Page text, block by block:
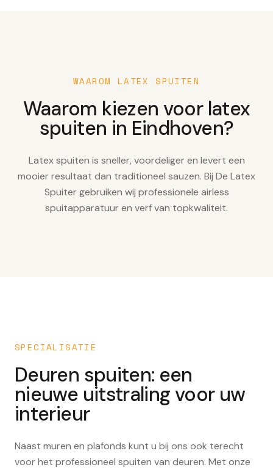
WAAROM LATEX SPUITEN
Waarom kiezen voor latex
spuiten in Eindhoven?
Latex spuiten is sneller, voordeliger en levert een
mooier resultaat dan traditioneel sauzen. Bij De Latex
Spuiter gebruiken wij professionele airless
spuitapparatuur en verf van topkwaliteit.
SPECIALISATIE
Deuren spuiten: een
nieuwe uitstraling voor uw
interieur
Naast muren en plafonds kunt u bij ons ook terecht
voor het professioneel spuiten van deuren. Met onze